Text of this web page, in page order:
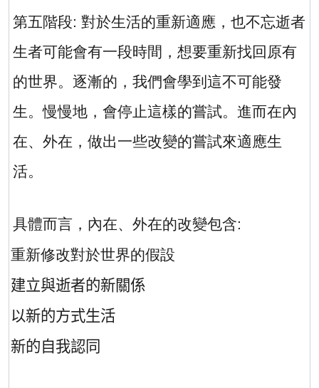
第五階段: 對於生活的重新適應，也不忘逝者
生者可能會有一段時間，想要重新找回原有
的世界。逐漸的，我們會學到這不可能發
生。慢慢地，會停止這樣的嘗試。進而在內
在、外在，做出一些改變的嘗試來適應生
活。
具體而言，內在、外在的改變包含:
重新修改對於世界的假設
建立與逝者的新關係
以新的方式生活
新的自我認同